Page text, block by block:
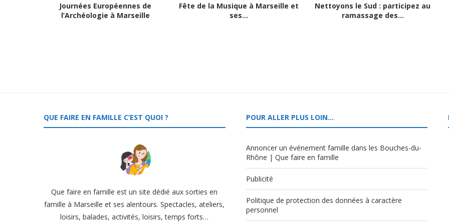
Journées Européennes de
l’Archéologie à Marseille
Fête de la Musique à Marseille et
ses...
Nettoyons le Sud : participez au
ramassage des...
QUE FAIRE EN FAMILLE C’EST QUOI ?
Que faire en famille est un site dédié aux sorties en
famille à Marseille et ses alentours. Spectacles, ateliers,
loisirs, balades, activités, loisirs, temps forts…
POUR ALLER PLUS LOIN…
Annoncer un événement famille dans les Bouches-du-
Rhône | Que faire en famille
Publicité
Politique de protection des données à caractère
personnel